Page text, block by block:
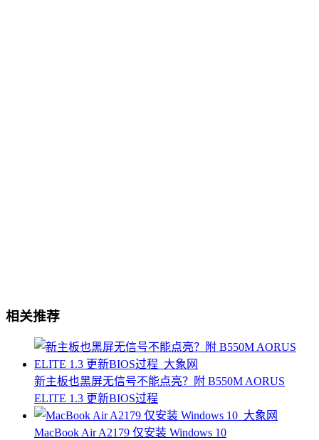
相关推荐
新主板也黑屏无信号不能点亮？附 B550M AORUS
ELITE 1.3 更新BIOS过程
MacBook Air A2179 仅安装 Windows 10